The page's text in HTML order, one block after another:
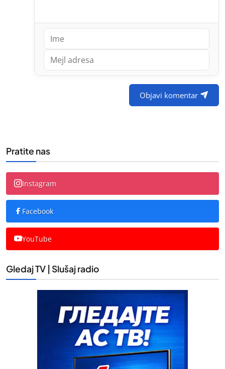
Objavi komentar
Pratite nas
Instagram
Facebook
YouTube
Gledaj TV | Slušaj radio